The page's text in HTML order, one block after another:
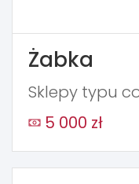
Żabka
Sklepy typu
5 000 zł